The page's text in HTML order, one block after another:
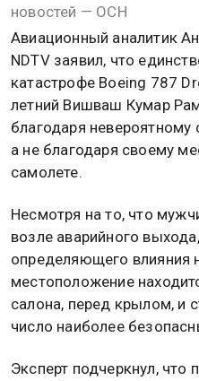
новостей — ОСН
Авиационный аналитик
NDTV заявил, что
катастрофе Boeing 787
летний Вишваш Кумар
благодаря невероятному
а не благодаря своему
самолете.
Несмотря на то, что
возле аварийного
определяющего влияния
местоположение
салона, перед крылом, и
число наиболее
Эксперт подчеркнул, что